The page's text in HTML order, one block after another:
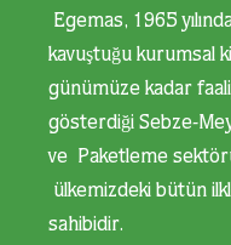
Egemas, 1965
kavuştuğu kurumsal
günümüze kadar
gösterdiği Sebze-
ve Paketleme
ülkemizdeki bütün
sahibidir.